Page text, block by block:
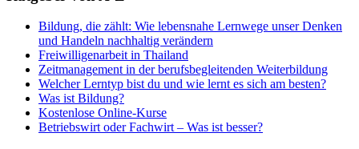
Bildung, die zählt: Wie lebensnahe Lernwege unser Denken
und Handeln nachhaltig verändern
Freiwilligenarbeit in Thailand
Zeitmanagement in der berufsbegleitenden Weiterbildung
Welcher Lerntyp bist du und wie lernt es sich am besten?
Was ist Bildung?
Kostenlose Online-Kurse
Betriebswirt oder Fachwirt – Was ist besser?